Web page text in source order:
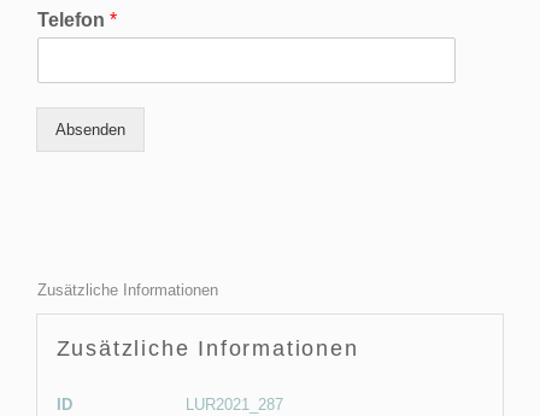
Telefon *
Absenden
Zusätzliche Informationen
Zusätzliche Informationen
ID
LUR2021_287